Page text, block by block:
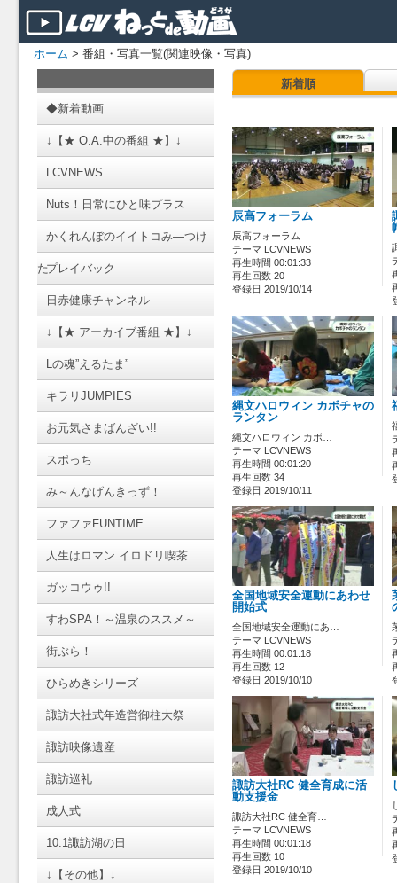
ホーム > 番組・写真一覧(関連映像・写真)
◆新着動画
↓【★ O.A.中の番組 ★】↓
LCVNEWS
Nuts！日常にひと味プラス
かくれんぼのイイトコみ―つけ
たプレイバック
日赤健康チャンネル
↓【★ アーカイブ番組 ★】↓
Lの魂”えるたま”
キラリJUMPIES
お元気さまばんざい!!
スポっち
み～んなげんきっず！
ファファFUNTIME
人生はロマン イロドリ喫茶
ガッコウゥ!!
すわSPA！～温泉のススメ～
街ぶら！
ひらめきシリーズ
諏訪大社式年造営御柱大祭
諏訪映像遺産
諏訪巡礼
成人式
10.1諏訪湖の日
↓【その他】↓
新着順
辰高フォーラム
辰高フォーラム
テーマ LCVNEWS
再生時間 00:01:33
再生回数 20
登録日 2019/10/14
縄文ハロウィン カボチャの
ランタン
縄文ハロウィン カボ…
テーマ LCVNEWS
再生時間 00:01:20
再生回数 34
登録日 2019/10/11
全国地域安全運動にあわせ
開始式
全国地域安全運動にあ…
テーマ LCVNEWS
再生時間 00:01:18
再生回数 12
登録日 2019/10/10
諏訪大社RC 健全育成に活
動支援金
諏訪大社RC 健全育…
テーマ LCVNEWS
再生時間 00:01:18
再生回数 10
登録日 2019/10/10